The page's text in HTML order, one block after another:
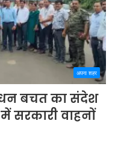
अपना शहर
बचत का संदेश
वाहनों